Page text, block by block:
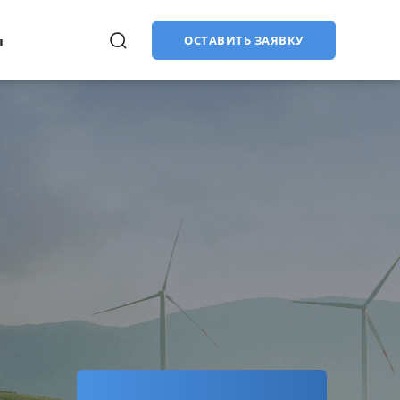
старт, стандарт, малый
Битрикс24: облачная версия
Битрикс24: коробочная версия
ОСТАВИТЬ ЗАЯВКУ